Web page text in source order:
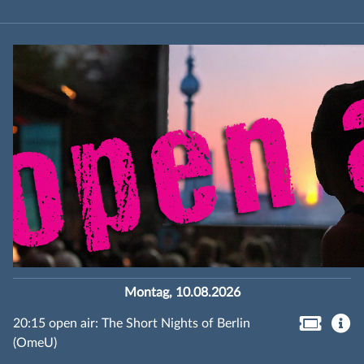
Montag, 10.08.2026
20:15 open air: The Short Nights of Berlin
(OmeU)